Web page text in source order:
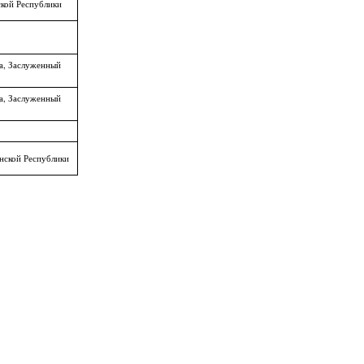
Республики
Заслуженный
Заслуженный
Республики